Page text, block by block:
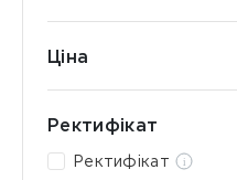
Ціна
Ректифікат
Ректифікат